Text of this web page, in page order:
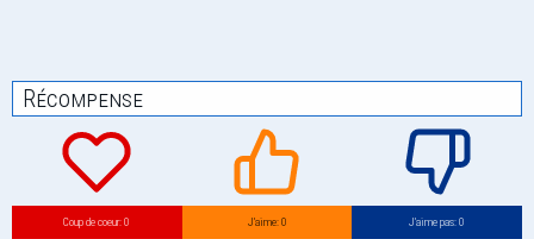
Récompense
Coup de coeur: 0 J’aime: 0 J’aime pas: 0